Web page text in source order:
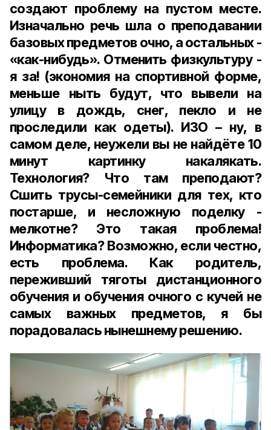
создают проблему на пустом месте.
Изначально речь шла о преподавании
базовых предметов очно, а остальных -
«как-нибудь». Отменить физкультуру -
я за! (экономия на спортивной форме,
меньше ныть будут, что вывели на
улицу в дождь, снег, пекло и не
проследили как одеты). ИЗО – ну, в
самом деле, неужели вы не найдёте 10
минут картинку накалякать.
Технология? Что там преподают?
Сшить трусы-семейники для тех, кто
постарше, и несложную поделку -
мелкотне? Это такая проблема!
Информатика? Возможно, если честно,
есть проблема. Как родитель,
переживший тяготы дистанционного
обучения и обучения очного с кучей не
самых важных предметов, я бы
порадовалась нынешнему решению.